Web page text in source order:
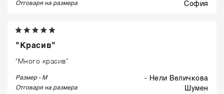
Отговаря на размера софия
"Красив"
"Много красив"
Размер - M - Нели Величкова
Отговаря на размера шумен